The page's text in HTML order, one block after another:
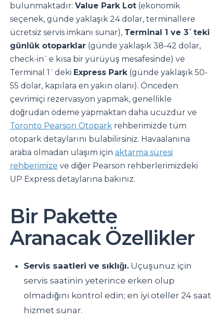
bulunmaktadır: Value Park Lot (ekonomik
seçenek, günde yaklaşık 24 dolar, terminallere
ücretsiz servis imkanı sunar), Terminal 1 ve 3`teki
günlük otoparklar (günde yaklaşık 38-42 dolar,
check-in`e kısa bir yürüyüş mesafesinde) ve
Terminal 1`deki Express Park (günde yaklaşık 50-
55 dolar, kapılara en yakın olanı). Önceden
çevrimiçi rezervasyon yapmak, genellikle
doğrudan ödeme yapmaktan daha ucuzdur ve
Toronto Pearson Otopark rehberimizde tüm
otopark detaylarını bulabilirsiniz. Havaalanına
araba olmadan ulaşım için aktarma süresi
rehberimize ve diğer Pearson rehberlerimizdeki
UP Express detaylarına bakınız.
Bir Pakette
Aranacak Özellikler
Servis saatleri ve sıklığı. Uçuşunuz için
servis saatinin yeterince erken olup
olmadığını kontrol edin; en iyi oteller 24 saat
hizmet sunar.